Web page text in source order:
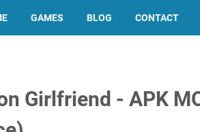
GAMES BLOG CONTACT
Girlfriend - APK